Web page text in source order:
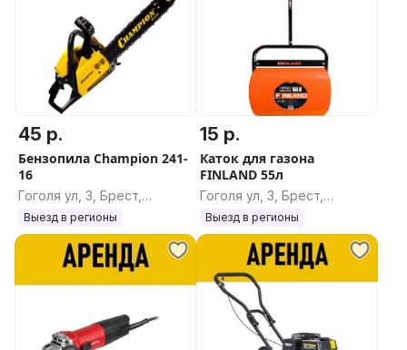
45 р.
Бензопила Champion 241-
16
Гоголя ул, 3, Брест,
Брестская область
Выезд в регионы
15 р.
Каток для газона
FINLAND 55л
Гоголя ул, 3, Брест,
Брестская область
Выезд в регионы